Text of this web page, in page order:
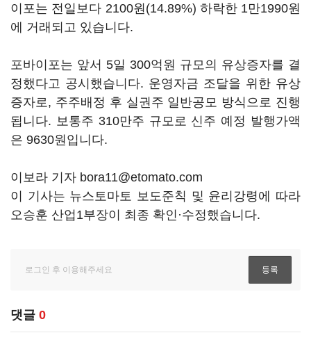
이포는 전일보다 2100원(14.89%) 하락한 1만1990원
에 거래되고 있습니다.
포바이포는 앞서 5일 300억원 규모의 유상증자를 결
정했다고 공시했습니다. 운영자금 조달을 위한 유상
증자로, 주주배정 후 실권주 일반공모 방식으로 진행
됩니다. 보통주 310만주 규모로 신주 예정 발행가액
은 9630원입니다.
이보라 기자 bora11@etomato.com
이 기사는 뉴스토마토 보도준칙 및 윤리강령에 따라
오승훈 산업1부장이 최종 확인·수정했습니다.
댓글 0